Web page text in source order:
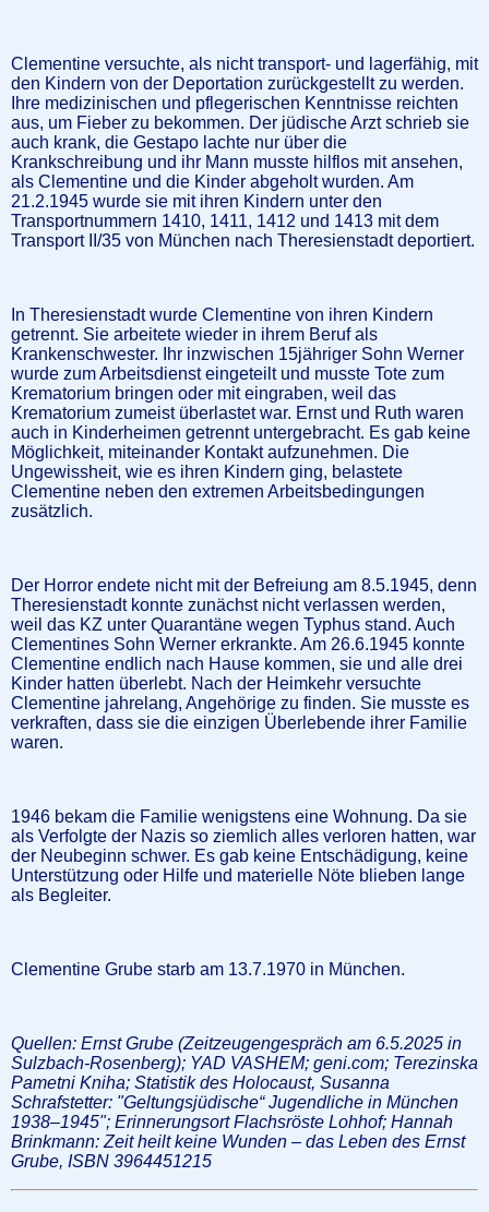
Clementine versuchte, als nicht transport- und lagerfähig, mit
den Kindern von der Deportation zurückgestellt zu werden.
Ihre medizinischen und pflegerischen Kenntnisse reichten
aus, um Fieber zu bekommen. Der jüdische Arzt schrieb sie
auch krank, die Gestapo lachte nur über die
Krankschreibung und ihr Mann musste hilflos mit ansehen,
als Clementine und die Kinder abgeholt wurden. Am
21.2.1945 wurde sie mit ihren Kindern unter den
Transportnummern 1410, 1411, 1412 und 1413 mit dem
Transport II/35 von München nach Theresienstadt deportiert.
In Theresienstadt wurde Clementine von ihren Kindern
getrennt. Sie arbeitete wieder in ihrem Beruf als
Krankenschwester. Ihr inzwischen 15jähriger Sohn Werner
wurde zum Arbeitsdienst eingeteilt und musste Tote zum
Krematorium bringen oder mit eingraben, weil das
Krematorium zumeist überlastet war. Ernst und Ruth waren
auch in Kinderheimen getrennt untergebracht. Es gab keine
Möglichkeit, miteinander Kontakt aufzunehmen. Die
Ungewissheit, wie es ihren Kindern ging, belastete
Clementine neben den extremen Arbeitsbedingungen
zusätzlich.
Der Horror endete nicht mit der Befreiung am 8.5.1945, denn
Theresienstadt konnte zunächst nicht verlassen werden,
weil das KZ unter Quarantäne wegen Typhus stand. Auch
Clementines Sohn Werner erkrankte. Am 26.6.1945 konnte
Clementine endlich nach Hause kommen, sie und alle drei
Kinder hatten überlebt. Nach der Heimkehr versuchte
Clementine jahrelang, Angehörige zu finden. Sie musste es
verkraften, dass sie die einzigen Überlebende ihrer Familie
waren.
1946 bekam die Familie wenigstens eine Wohnung. Da sie
als Verfolgte der Nazis so ziemlich alles verloren hatten, war
der Neubeginn schwer. Es gab keine Entschädigung, keine
Unterstützung oder Hilfe und materielle Nöte blieben lange
als Begleiter.
Clementine Grube starb am 13.7.1970 in München.
Quellen: Ernst Grube (Zeitzeugengespräch am 6.5.2025 in
Sulzbach-Rosenberg); YAD VASHEM; geni.com; Terezinska
Pametni Kniha; Statistik des Holocaust, Susanna
Schrafstetter: "Geltungsjüdische“ Jugendliche in München
1938–1945"; ErinnerungsortFlachsröste Lohhof; Hannah
Brinkmann: Zeit heilt keine Wunden – das Leben des Ernst
Grube, ISBN 3964451215